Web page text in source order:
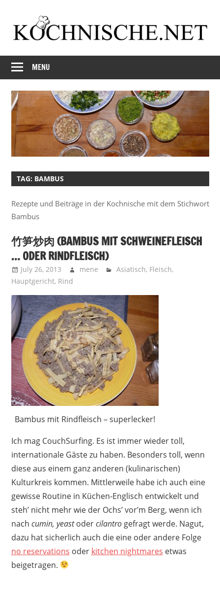
content
Kochnische.net
another
Foodblog
MENU
TAG: BAMBUS
Rezepte und Beiträge in der Kochnische mit dem Stichwort
Bambus
竹笋炒肉 (BAMBUS MIT SCHWEINEFLEISCH
… ODER RINDFLEISCH)
July 26, 2013 mene Asiatisch, Fleisch,
Hauptgericht, Rind
Bambus mit Rindfleisch – superlecker!
Ich mag CouchSurfing. Es ist immer wieder toll,
internationale Gäste zu haben. Besonders toll, wenn
diese aus einem ganz anderen (kulinarischen)
Kulturkreis kommen. Mittlerweile habe ich auch eine
gewisse Routine in Küchen-Englisch entwickelt und
steh’ nicht mehr wie der Ochs’ vor’m Berg, wenn ich
nach cumin, yeastodercilantrogefragt werde. Nagut,
dazu hat sicherlich auch die eine oder andere Folge
no reservations oder kitchen nightmares etwas
beigetragen.